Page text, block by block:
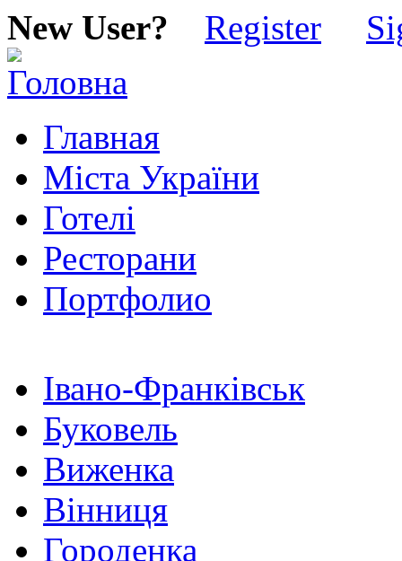
New User? Register
Главная
Міста України
Готелі
Ресторани
Портфолио
Івано-Франківськ
Буковель
Виженка
Вінниця
Городенка